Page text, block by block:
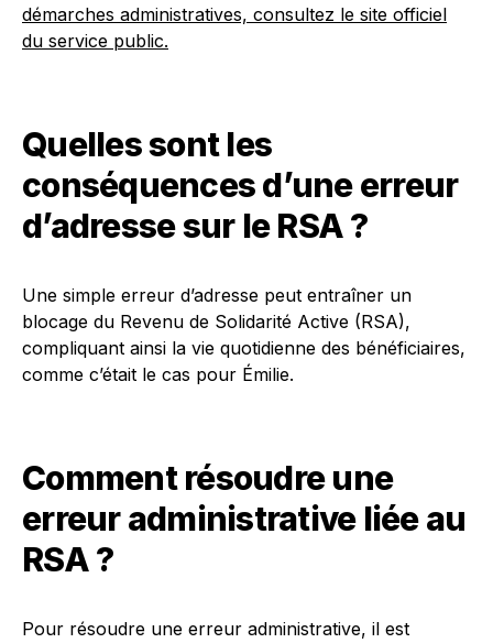
démarches administratives, consultez le site officiel
du service public.
Quelles sont les
conséquences d’une erreur
d’adresse sur le RSA ?
Une simple erreur d’adresse peut entraîner un
blocage du Revenu de Solidarité Active (RSA),
compliquant ainsi la vie quotidienne des bénéficiaires,
comme c’était le cas pour Émilie.
Comment résoudre une
erreur administrative liée au
RSA ?
Pour résoudre une erreur administrative, il est